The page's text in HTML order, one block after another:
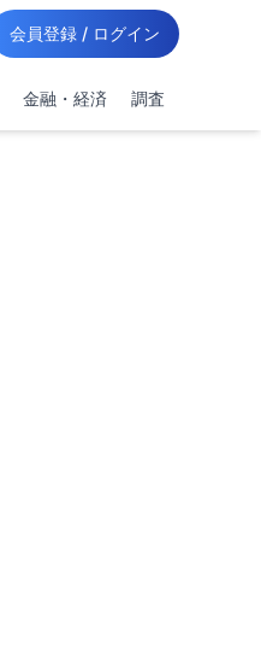
会員登録 / ログイン
金融・経済 調査